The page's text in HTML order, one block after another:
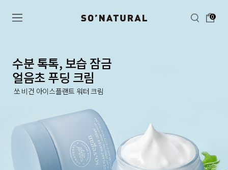
0
수분 톡톡, 보습 잠금
얼음초 푸딩 크림
쏘 비건 아이스플랜트 워터 크림